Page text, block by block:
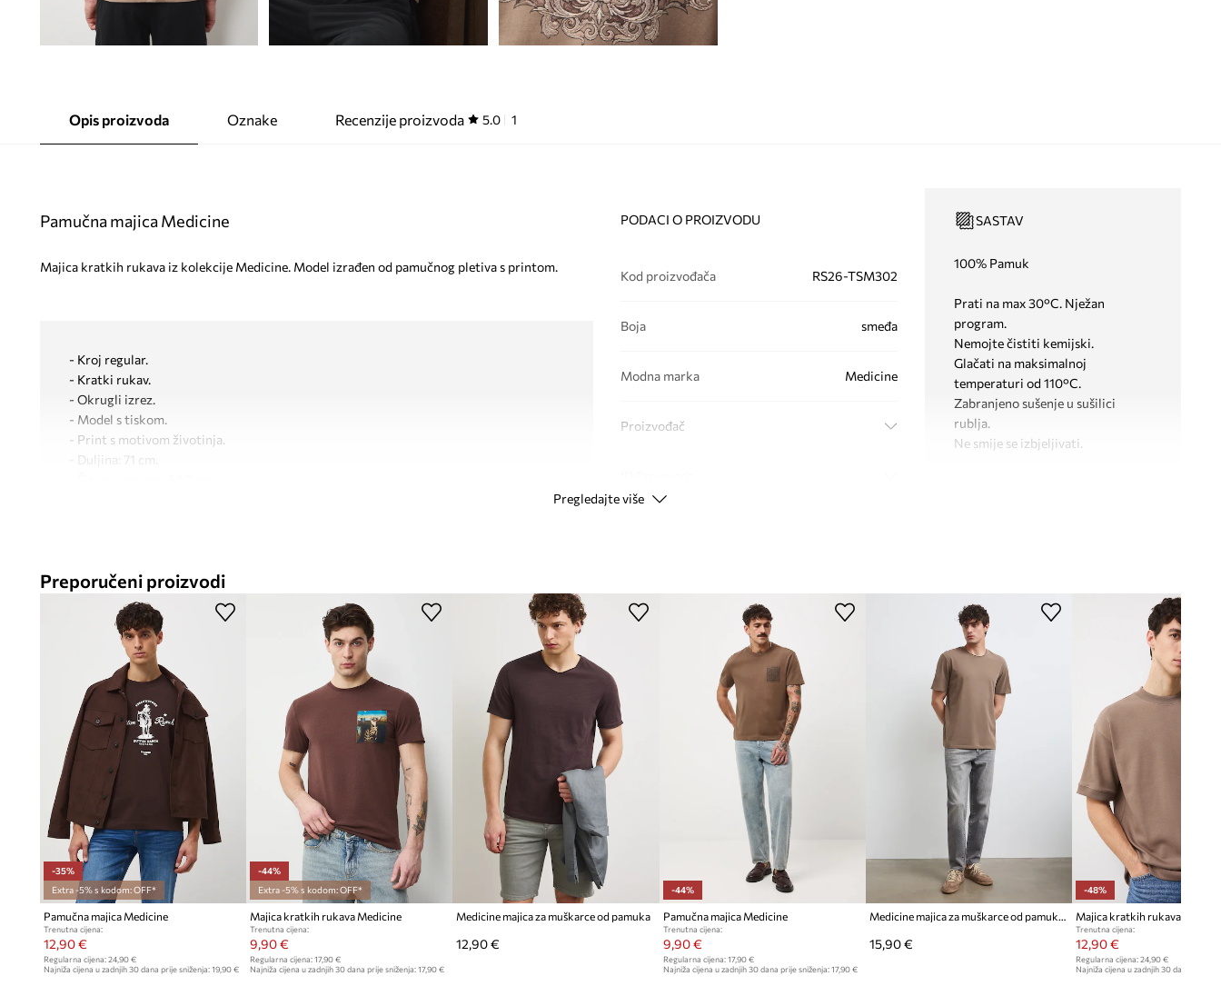
Opis proizvoda Oznake Recenzije proizvoda 5.0 1
Pamučna majica Medicine
Majica kratkih rukava iz kolekcije Medicine. Model izrađen od pamučnog pletiva s printom.
- Kroj regular.
- Kratki rukav.
- Okrugli izrez.
- Model s tiskom.
- Print s motivom životinja.
- Duljina: 71 cm.
PODACI O PROIZVODU
Kod proizvođača RS26-TSM302
Boja smeđa
Modna marka Medicine
Proizvođač
SASTAV
100% Pamuk
Prati na max 30°C. Nježan
program.
Nemojte čistiti kemijski.
Glačati na maksimalnoj
temperaturi od 110°C.
Zabranjeno sušenje u sušilici
rublja.
Ne smije se izbjeljivati.
DIMENZIJE
Model na fotografiji je visok 189
cm i ima na sebi veličinu M
Standardna veličina
Preporučamo da odaberete veličinu koju
inače nosite.
Pogledaje dimenzije proizvoda
Pregledajte više
Preporučeni proizvodi
-35%
Extra -5% s kodom: OFF*
Pamučna majica Medicine
Trenutna cijena:
12,90 €
Regularna cijena: 24,90 €
Najniža cijena u zadnjih 30 dana prije sniženja: 19,90 €
-44%
Extra -5% s kodom: OFF*
Majica kratkih rukava Medicine
Trenutna cijena:
9,90 €
Regularna cijena:17,90 €
Najniža cijena u zadnjih 30 dana prije sniženja:17,90 €
Medicine majica za muškarce od pamuka
12,90 €
-44%
Pamučna majica Medicine
Trenutna cijena:
9,90 €
Regularna cijena: 17,90 €
Najniža cijena u zadnjih 30 dana prije sniženja: 17,90 €
15,90 €
-48%
Majica kratkih rukava
Trenutna cijena:
12,90 €
Regularna cijena: 24,90 €
Najniža cijena u zadnjih 30 dana prije